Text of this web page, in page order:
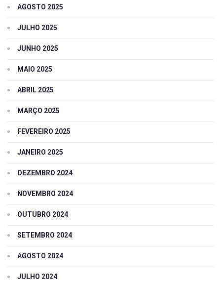
AGOSTO 2025
JULHO 2025
JUNHO 2025
MAIO 2025
ABRIL 2025
MARÇO 2025
FEVEREIRO 2025
JANEIRO 2025
DEZEMBRO 2024
NOVEMBRO 2024
OUTUBRO 2024
SETEMBRO 2024
AGOSTO 2024
JULHO 2024